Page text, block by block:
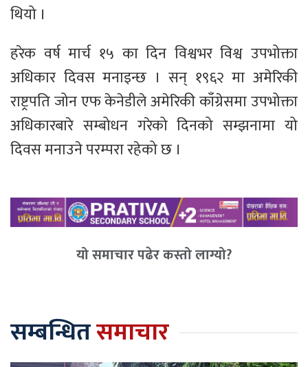
थियो ।
हरेक वर्ष मार्च १५ का दिन विश्वभर विश्व उपभोक्ता
अधिकार दिवस मनाइन्छ । सन् १९६२ मा अमेरिकी
राष्ट्रपति जोन एफ केनेडीले अमेरिकी काँग्रेसमा उपभोक्ता
अधिकारबारे सम्बोधन गरेको दिनको सम्झनामा यो
दिवस मनाउने परम्परा रहेको छ ।
यो समाचार पढेर कस्तो लाग्यो?
सम्बन्धितसमाचार